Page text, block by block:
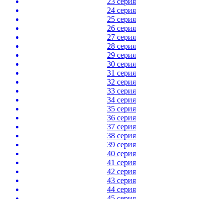
24 серия
25 серия
26 серия
27 серия
28 серия
29 серия
30 серия
31 серия
32 серия
33 серия
34 серия
35 серия
36 серия
37 серия
38 серия
39 серия
40 серия
41 серия
42 серия
43 серия
44 серия